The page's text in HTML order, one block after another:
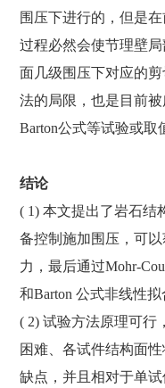
围压下进行的，但是
过程必然会使节理壁
面几级围压下对应的
法的局限，也是目前
Barton公式等试验或取
结论
( 1) 本文提出了岩石结
备控制施加围压，可
力，最后通过Mohr-
和Barton 公式非线性
( 2) 试验方法原理可行
困难、各试件结构面
缺点，并且相对于单